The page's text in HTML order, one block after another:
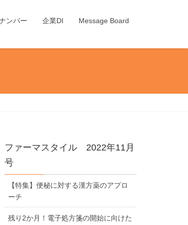
ンバー 企業DI Message Board
ファーマスタイル 2022年11月
号
【特集】便秘に対する漢方薬のアプロ
ーチ
残り2か月！電子処方箋の開始に向けた